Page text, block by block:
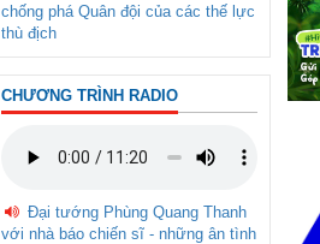
chống phá Quân đội của các thế lực
thù địch
CHƯƠNG TRÌNH RADIO
Đại tướng Phùng Quang Thanh
với nhà báo chiến sĩ - những ân tình